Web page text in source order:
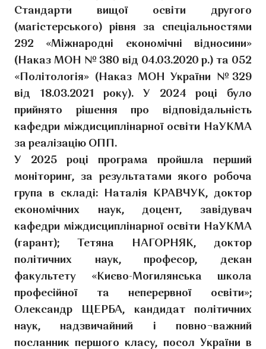
Стандарти вищої освіти другого
(магістерського) рівня за спеціальностями
292 «Міжнародні економічні відносини»
(Наказ МОН № 380 від 04.03.2020 р.) та 052
«Політологія» (Наказ МОН України №329
від 18.03.2021 року). У 2024 році було
прийнято рішення про відповідальність
кафедри міждисциплінарної освіти НаУКМА
за реалізацію ОПП.
У 2025 році програма пройшла перший
моніторинг, за результатами якого робоча
група в складі: Наталія КРАВЧУК, доктор
економічних наук, доцент, завідувач
кафедри міждисциплінарної освіти НаУКМА
(гарант); Тетяна НАГОРНЯК, доктор
політичних наук, професор, декан
факультету «Києво-Могилянська школа
професійної та неперервної освіти»;
Олександр ЩЕРБА, кандидат політичних
наук, надзвичайний і повно¬важний
посланник першого класу, посол України в